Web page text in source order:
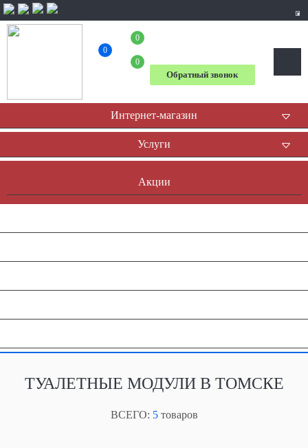
0
0
0
Обратный звонок
Интернет-магазин
Услуги
Акции
ТУАЛЕТНЫЕ МОДУЛИ В ТОМСКЕ
ВСЕГО: 5товаров